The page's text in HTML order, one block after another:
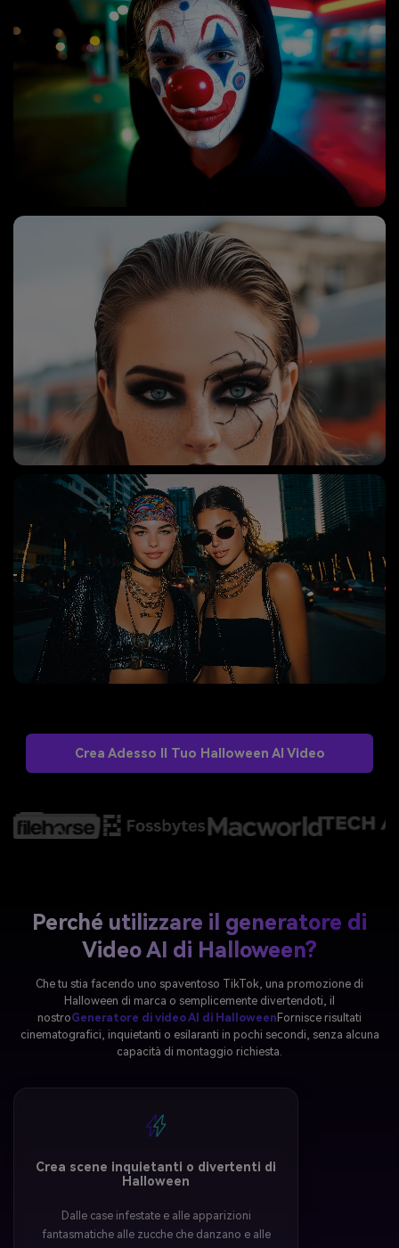
Crea Adesso Il Tuo Halloween AI Video
Perché utilizzare il generatore di
Video AI di Halloween?
Che tu stia facendo uno spaventoso TikTok, una promozione di
Halloween di marca o semplicemente divertendoti, il
nostroGeneratore di video AI di Halloween Fornisce risultati
cinematografici, inquietanti o esilaranti in pochi secondi, senza alcuna
capacità di montaggio richiesta.
Crea scene inquietanti o divertenti di
Halloween
Dalle case infestate e alle apparizioni
fantasmatiche alle zucche che danzano e alle